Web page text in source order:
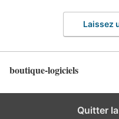
Laissez
boutique-logiciels
Quitter